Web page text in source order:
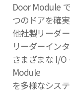
Door Module
つのドアを確
他社製リーダ
リーダーイン
さまざまな I/
Module
を多様なシス